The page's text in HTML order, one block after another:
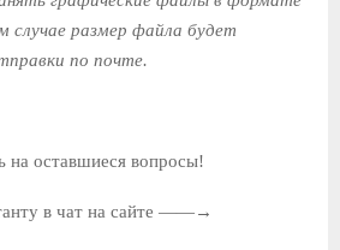
случае размер файла будет
по почте.
на оставшиеся вопросы!
в чат на сайте ——→